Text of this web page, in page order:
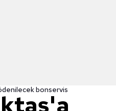
bonservis